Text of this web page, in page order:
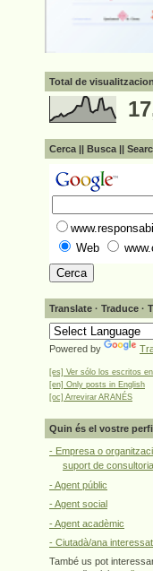
Total de
Cerca || Busca ||
Web
Translate · Traduce ·
Powered by
[es] Ver sólo los escritos
[en] Only posts in English
[oc] Arrevirar ARANÉS
Quin és el vostre
- Empresa o
suport de
- Agent públic
- Agent social
- Agent acadèmic
- Ciutadà/ana
També us pot